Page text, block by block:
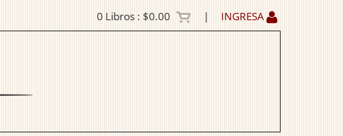
0 Libros : $0.00 | INGRESA